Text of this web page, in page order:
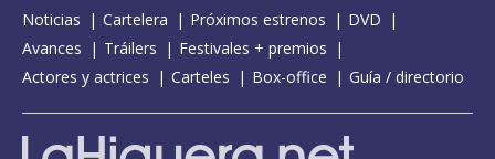
Noticias Cartelera Próximos estrenos
DVD
Avances
Tráilers
Festivales + premios
Actores y actrices
Carteles Box-office Guía / directorio